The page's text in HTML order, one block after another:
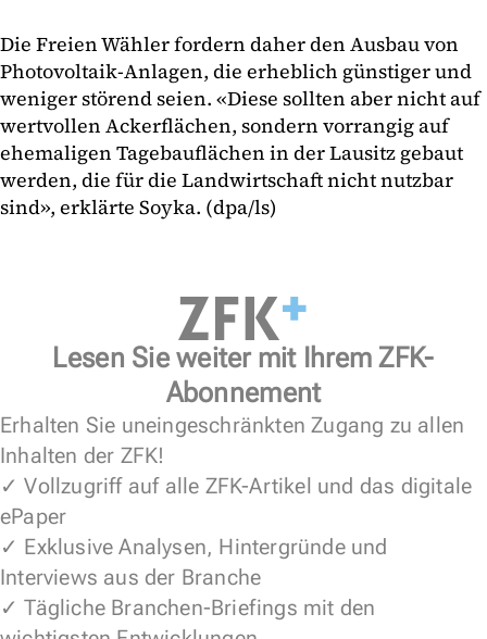
Die Freien Wähler fordern daher den Ausbau von
Photovoltaik-Anlagen, die erheblich günstiger und
weniger störend seien. «Diese sollten aber nicht auf
wertvollen Ackerflächen, sondern vorrangig auf
ehemaligen Tagebauflächen in der Lausitz gebaut
werden, die für die Landwirtschaft nicht nutzbar
sind», erklärte Soyka. (dpa/ls)
Lesen Sie weiter mit Ihrem ZFK-
Abonnement
Erhalten Sie uneingeschränkten Zugang zu allen
Inhalten der ZFK!
✓ Vollzugriff auf alle ZFK-Artikel und das digitale
ePaper
✓ Exklusive Analysen, Hintergründe und
Interviews aus der Branche
✓ Tägliche Branchen-Briefings mit den